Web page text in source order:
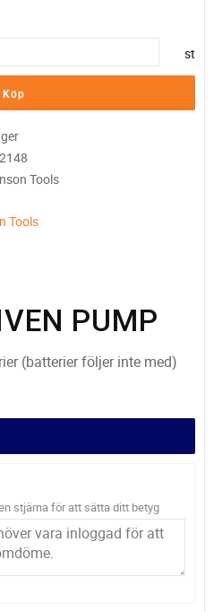
st
Köp
Tools
Tools
PUMP
(batterier följer inte med)
stjärna för att sätta ditt betyg